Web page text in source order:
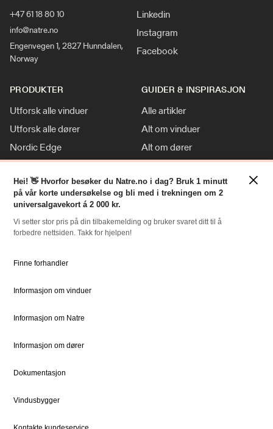
+47 61 18 80 10
info@natre.no
Engenvegen 1, 2827 Hunndalen,
Norway
Linkedin
Instagram
Facebook
PRODUKTER
Utforsk alle vinduer
Utforsk alle dører
Nordic Edge
Klassisk stil
Tilpasninger
GUIDER & INSPIRASJON
Alle artikler
Alt om vinduer
Alt om dører
Inspirasjon
Nyheter
RESSURSER
Slik bestiller du
Priser
Dokumentsenter
STØTTE
Kundeservice
Kontakt
Vedlikehold
Hei! 👋 Hvorfor besøker du Natre.no i dag? Bruk 1 minutt
på vår korte undersøkelse og bli med i trekningen om 2
universalgavekort á 2 000 kr.
Vi setter stor pris på din tilbakemelding og bruker svaret ditt til å
forbedre nettsiden. Takk for hjelpen!
Finne forhandler
Informasjon om vinduer
Informasjon om Natre
Informasjon om dører
Dokumentasjon
Vindusbygger
×